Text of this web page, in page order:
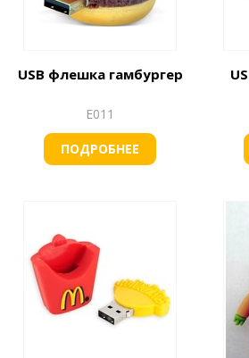
USB флешка гамбургер
Е011
ПОДРОБНЕЕ